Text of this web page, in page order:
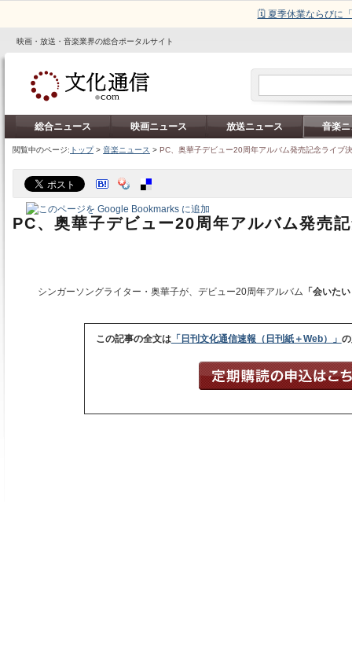
🗓️ 夏季休業ならびに
映画・放送・音楽業界の総合ポータルサイト
総合ニュース 映画ニュース 放送ニュース 音楽
閲覧中のページ: トップ> 音楽ニュース > PC、奥華子デビュー20周年アルバム発売記念ライブ
PC、奥華子デビュー20周年アルバム発売
シンガーソングライター・奥華子が、デビュー20周年アルバム 「会いた
この記事の全文は「日刊文化通信速報（日刊紙＋Web）」